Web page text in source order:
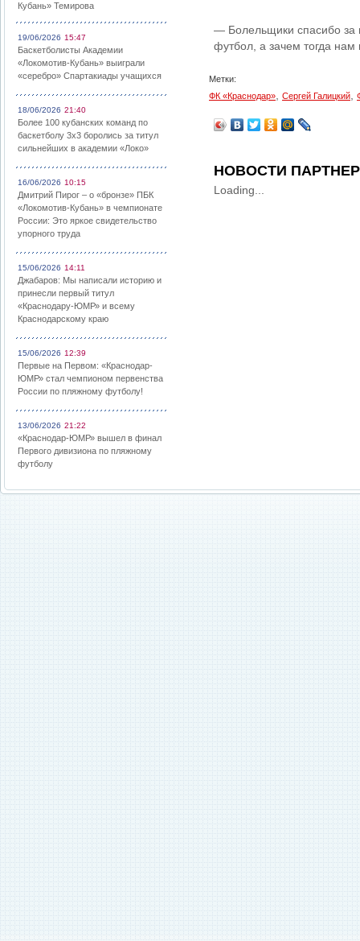
Кубань» Темирова
19/06/2026 15:47
Баскетболисты Академии
«Локомотив-Кубань» выиграли
«серебро» Спартакиады учащихся
18/06/2026 21:40
Более 100 кубанских команд по
баскетболу 3х3 боролись за титул
сильнейших в академии «Локо»
16/06/2026 10:15
Дмитрий Пирог – о «бронзе» ПБК
«Локомотив-Кубань» в чемпионате
России: Это яркое свидетельство
упорного труда
15/06/2026 14:11
Джабаров: Мы написали историю и
принесли первый титул
«Краснодару-ЮМР» и всему
Краснодарскому краю
15/06/2026 12:39
Первые на Первом: «Краснодар-
ЮМР» стал чемпионом первенства
России по пляжному футболу!
13/06/2026 21:22
«Краснодар-ЮМР» вышел в финал
Первого дивизиона по пляжному
футболу
— Болельщики спасибо за
футбол, а зачем тогда
Метки:
ФК «Краснодар»
Сергей Галицкий
НОВОСТИ
Loading...